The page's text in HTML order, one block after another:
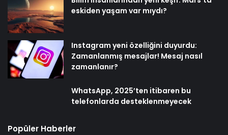
eskiden yaşam var mıydı?
Instagram yeni özelliğini duyurdu:
Zamanlanmış mesajlar! Mesaj nasıl
zamanlanır?
WhatsApp, 2025’ten itibaren bu
telefonlarda desteklenmeyecek
Popüler Haberler